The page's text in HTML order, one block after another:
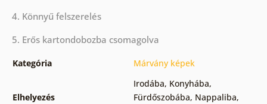
4. Könnyű felszerelés
5. Erős kartondobozba csomagolva
Kategória Márvány képek
Elhelyezés
Irodába, Konyhába,
Fürdőszobába, Nappaliba,